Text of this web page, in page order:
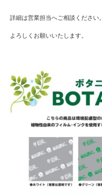
詳細は営業担当へご相談ください。
よろしくお願いいたします。